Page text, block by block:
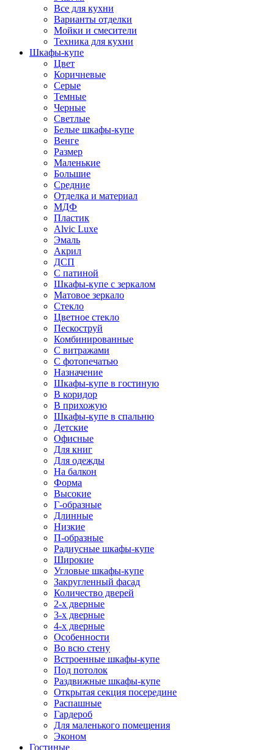
Все для кухни
Варианты отделки
Мойки и смесители
Техника для кухни
Шкафы-купе
Цвет
Коричневые
Серые
Темные
Черные
Светлые
Белые шкафы-купе
Венге
Размер
Маленькие
Большие
Средние
Отделка и материал
МДФ
Пластик
Alvic Luxe
Эмаль
Акрил
ДСП
С патиной
Шкафы-купе с зеркалом
Матовое зеркало
Стекло
Цветное стекло
Пескоструй
Комбинированные
С витражами
С фотопечатью
Назначение
Шкафы-купе в гостиную
В коридор
В прихожую
Шкафы-купе в спальню
Детские
Офисные
Для книг
Для одежды
На балкон
Форма
Высокие
Г-образные
Длинные
Низкие
П-образные
Радиусные шкафы-купе
Широкие
Угловые шкафы-купе
Закругленный фасад
Количество дверей
2-х дверные
3-х дверные
4-х дверные
Особенности
Во всю стену
Встроенные шкафы-купе
Под потолок
Раздвижные шкафы-купе
Открытая секция посередине
Распашные
Гардероб
Для маленького помещения
Эконом
Гостиные